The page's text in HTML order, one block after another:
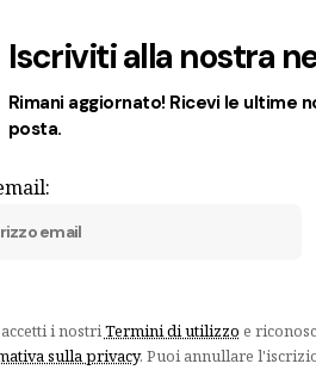
Iscriviti alla nostra
Rimani aggiornato! Ricevi le ultime
posta.
i nostriTermini di utilizzo e
sulla privacy. Puoi annullare